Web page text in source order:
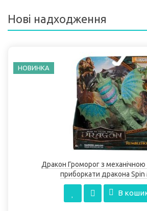
Нові надходження
НОВИНКА
Дракон Громорог з механічною
приборкати дракона Spin
В